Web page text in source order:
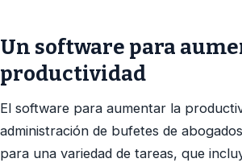
Un software para
productividad
El software para aumentar la
administración de bufetes de
para una variedad de tareas, que